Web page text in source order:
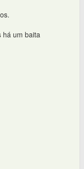
há um baita